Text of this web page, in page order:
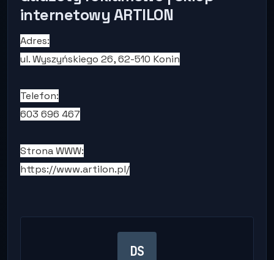
internetowy ARTILON
Adres:
ul. Wyszyńskiego 26, 62-510 Konin
Telefon:
603 696 467
Strona WWW:
https://www.artilon.pl/
DS